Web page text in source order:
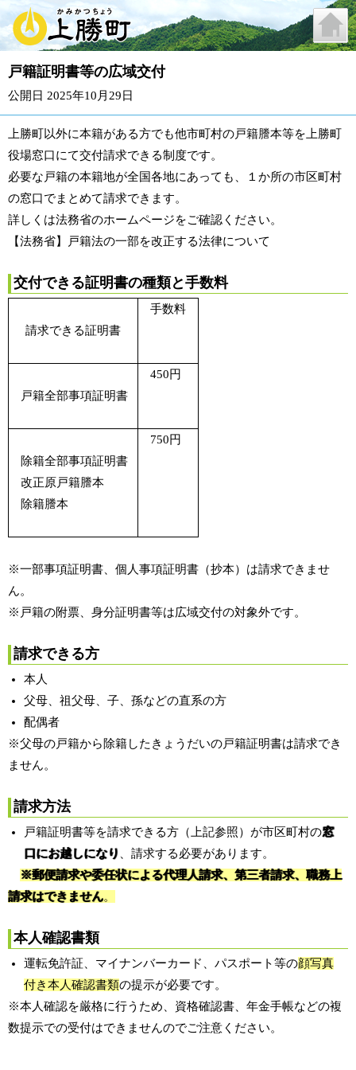
戸籍証明書等の広域交付
公開日 2025年10月29日
上勝町以外に本籍がある方でも他市町村の戸籍謄本等を上勝町
役場窓口にて交付請求できる制度です。
必要な戸籍の本籍地が全国各地にあっても、１か所の市区町村
の窓口でまとめて請求できます。
詳しくは法務省のホームページをご確認ください。
【法務省】
戸籍法の一部を改正する法律について
交付できる証明書の種類と手数料
請求できる証明書
手数料
戸籍全部事項証明書
450円
除籍全部事項証明書
改正原戸籍謄本
除籍謄本
750円
※一部事項証明書、個人事項証明書（抄本）は請求できませ
ん。
※戸籍の附票、身分証明書等は広域交付の対象外です。
請求できる方
本人
父母、祖父母、子、孫などの直系の方
配偶者
※父母の戸籍から除籍したきょうだいの戸籍証明書は請求でき
ません。
請求方法
戸籍証明書等を請求できる方（上記参照）が市区町村の窓
口にお越しになり
、請求する必要があります。
※郵便請求や委任状による代理人請求、第三者請求、職務上
請求はできません。
本人確認書類
運転免許証、マイナンバーカード、パスポート等の顔写真
付き本人確認書類の提示が必要です。
※本人確認を厳格に行うため、資格確認書、年金手帳などの複
数提示での受付はできませんのでご注意ください。